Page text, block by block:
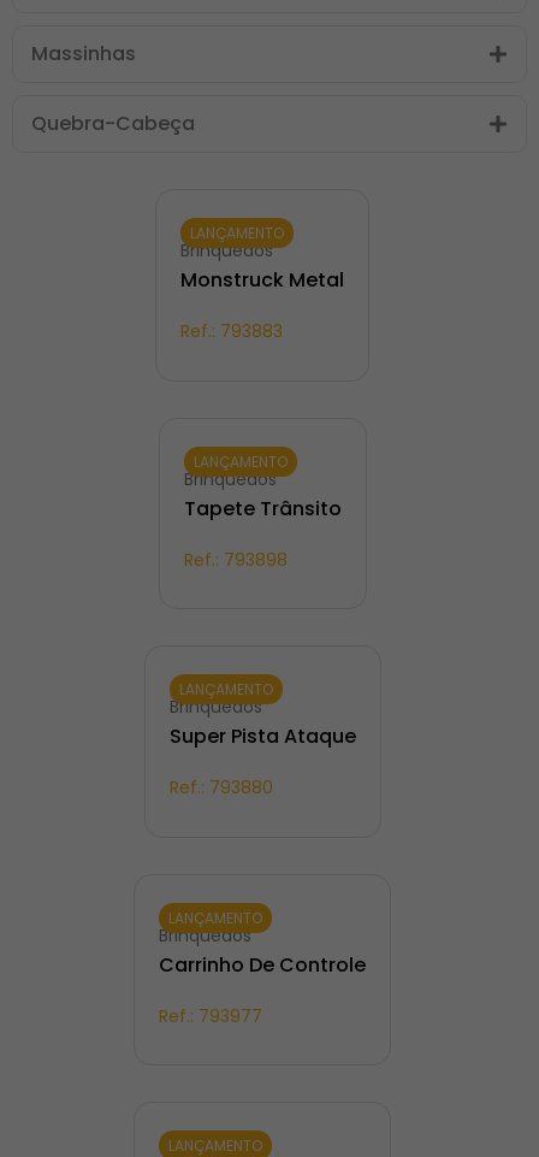
Massinhas
Quebra-Cabeça
LANÇAMENTO
Brinquedos
Monstruck Metal
Ref.: 793883
LANÇAMENTO
Brinquedos
Tapete Trânsito
Ref.: 793898
LANÇAMENTO
Brinquedos
Super Pista Ataque
Ref.: 793880
LANÇAMENTO
Brinquedos
Carrinho De Controle
Ref.: 793977
LANÇAMENTO